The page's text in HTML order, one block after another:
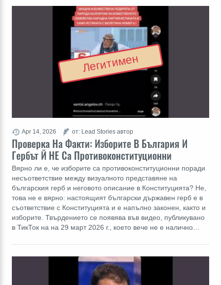
Проверка На Факти: Изборите В България И
Гербът Й НЕ Са Противоконституционни
Вярно ли е, че изборите са противоконституционни поради
несъответствие между визуалното представяне на
българския герб и неговото описание в Конституцията? Не,
това не е вярно: настоящият български държавен герб е в
съответствие с Конституцията и е напълно законен, както и
изборите. Твърдението се появява във видео, публикувано
в ТикТок на на 29 март 2026 г., което вече не е налично…
Apr 14, 2026 от: Lead Stories автор
Легитимен